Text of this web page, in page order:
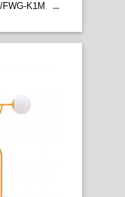
K1M
...